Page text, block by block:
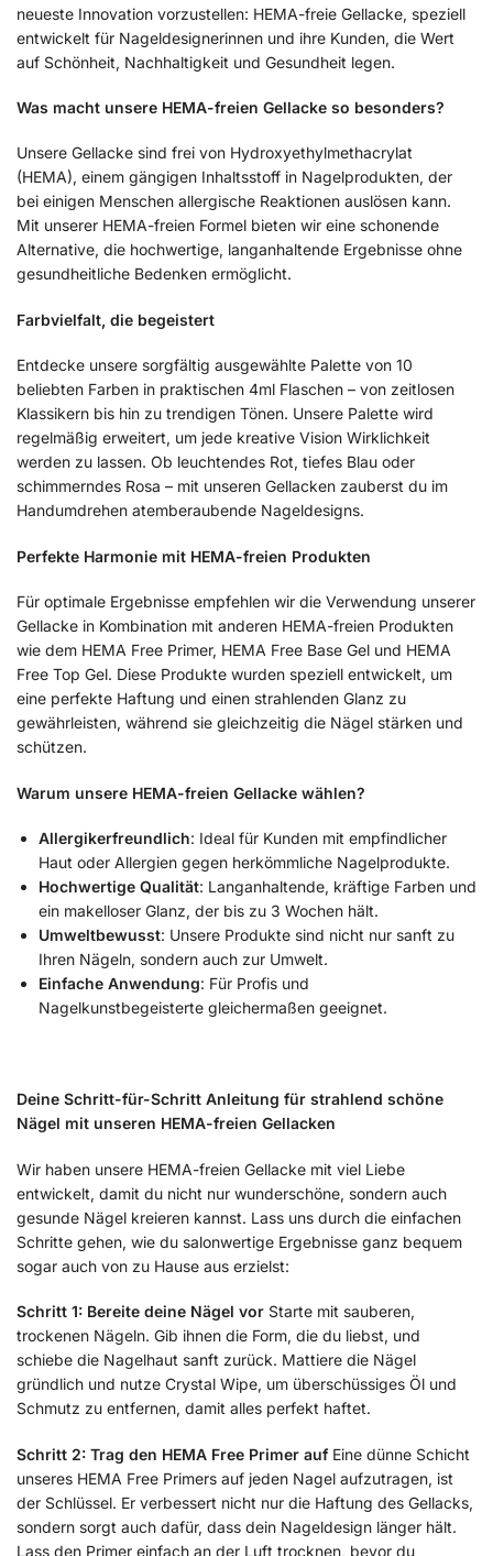
neueste Innovation vorzustellen: HEMA-freie Gellacke, speziell
entwickelt für Nageldesignerinnen und ihre Kunden, die Wert
auf Schönheit, Nachhaltigkeit und Gesundheit legen.
Was macht unsere HEMA-freien Gellacke so besonders?
Unsere Gellacke sind frei von Hydroxyethylmethacrylat
(HEMA), einem gängigen Inhaltsstoff in Nagelprodukten, der
bei einigen Menschen allergische Reaktionen auslösen kann.
Mit unserer HEMA-freien Formel bieten wir eine schonende
Alternative, die hochwertige, langanhaltende Ergebnisse ohne
gesundheitliche Bedenken ermöglicht.
Farbvielfalt, die begeistert
Entdecke unsere sorgfältig ausgewählte Palette von 10
beliebten Farben in praktischen 4ml Flaschen – von zeitlosen
Klassikern bis hin zu trendigen Tönen. Unsere Palette wird
regelmäßig erweitert, um jede kreative Vision Wirklichkeit
werden zu lassen. Ob leuchtendes Rot, tiefes Blau oder
schimmerndes Rosa – mit unseren Gellacken zauberst du im
Handumdrehen atemberaubende Nageldesigns.
Perfekte Harmonie mit HEMA-freien Produkten
Für optimale Ergebnisse empfehlen wir die Verwendung unserer
Gellacke in Kombination mit anderen HEMA-freien Produkten
wie dem HEMA Free Primer, HEMA Free Base Gel und HEMA
Free Top Gel. Diese Produkte wurden speziell entwickelt, um
eine perfekte Haftung und einen strahlenden Glanz zu
gewährleisten, während sie gleichzeitig die Nägel stärken und
schützen.
Warum unsere HEMA-freien Gellacke wählen?
Allergikerfreundlich: Ideal für Kunden mit empfindlicher
Haut oder Allergien gegen herkömmliche Nagelprodukte.
Hochwertige Qualität: Langanhaltende, kräftige Farben und
ein makelloser Glanz, der bis zu 3 Wochen hält.
Umweltbewusst: Unsere Produkte sind nicht nur sanft zu
Ihren Nägeln, sondern auch zur Umwelt.
Einfache Anwendung: Für Profis und
Nagelkunstbegeisterte gleichermaßen geeignet.
Deine Schritt-für-Schritt Anleitung für strahlend schöne
Nägel mit unseren HEMA-freien Gellacken
Wir haben unsere HEMA-freien Gellacke mit viel Liebe
entwickelt, damit du nicht nur wunderschöne, sondern auch
gesunde Nägel kreieren kannst. Lass uns durch die einfachen
Schritte gehen, wie du salonwertige Ergebnisse ganz bequem
sogar auch von zu Hause aus erzielst:
Schritt 1: Bereite deine Nägel vor Starte mit sauberen,
trockenen Nägeln. Gib ihnen die Form, die du liebst, und
schiebe die Nagelhaut sanft zurück. Mattiere die Nägel
gründlich und nutze Crystal Wipe, um überschüssiges Öl und
Schmutz zu entfernen, damit alles perfekt haftet.
Schritt 2: Trag den HEMA Free Primer aufEine dünne Schicht
unseres HEMA Free Primers auf jeden Nagel aufzutragen, ist
der Schlüssel. Er verbessert nicht nur die Haftung des Gellacks,
sondern sorgt auch dafür, dass dein Nageldesign länger hält.
Lass den Primer einfach an der Luft trocknen, bevor du